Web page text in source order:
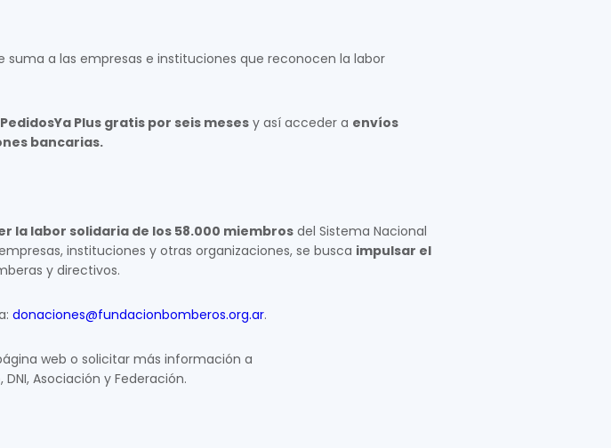
suma a las empresas e instituciones que reconocen la labor
PedidosYa Plus gratis por seis meses y así acceder a envíos
bancarias.
la labor solidaria de los 58.000 miembros del Sistema Nacional
instituciones y otras organizaciones, se busca impulsar el
y directivos.
donaciones@fundacionbomberos.org.ar.
web o solicitar más información a
Asociación y Federación.